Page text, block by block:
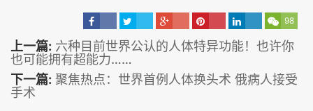
98
上一篇: 六种目前世界公认的人体特异功能！也许你
也可能拥有超能力……
下一篇: 聚焦热点：世界首例人体换头术 俄病人接受
手术